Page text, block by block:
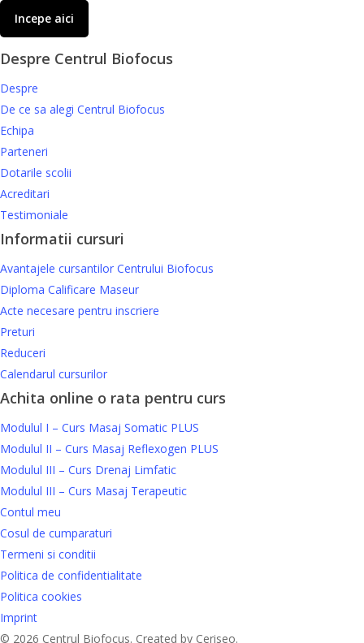
Incepe aici
Despre Centrul Biofocus
Despre
De ce sa alegi Centrul Biofocus
Echipa
Parteneri
Dotarile scolii
Acreditari
Testimoniale
Informatii cursuri
Avantajele cursantilor Centrului Biofocus
Diploma Calificare Maseur
Acte necesare pentru inscriere
Preturi
Reduceri
Calendarul cursurilor
Achita online o rata pentru curs
Modulul I – Curs Masaj Somatic PLUS
Modulul II – Curs Masaj Reflexogen PLUS
Modulul III – Curs Drenaj Limfatic
Modulul III – Curs Masaj Terapeutic
Contul meu
Cosul de cumparaturi
Termeni si conditii
Politica de confidentialitate
Politica cookies
Imprint
© 2026 Centrul Biofocus. Created by Ceriseo.